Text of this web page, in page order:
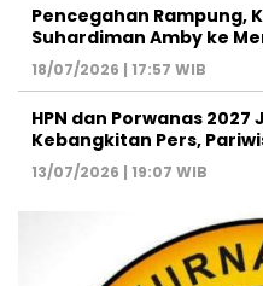
Pencegahan Rampung,
Suhardiman Amby ke
18/07/2026 | 17:57 WIB
HPN dan Porwanas
Kebangkitan Pers,
13/07/2026 | 19:07 WIB